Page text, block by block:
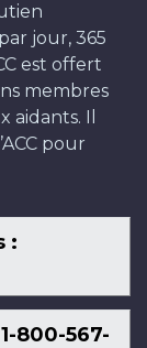
jour, 365
est offert
membres
aidants. Il
pour
:
800-567-